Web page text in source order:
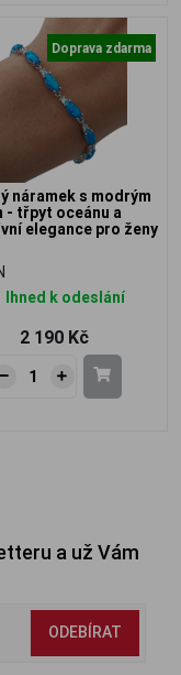
Doprava zdarma
náramek s modrým
- třpyt oceánu a
elegance pro ženy
Ihned k odeslání
2 190 Kč
a už Vám
ODEBÍRAT